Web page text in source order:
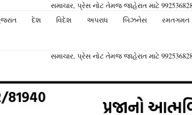
સમાચાર, પ્રેસ નોટ તેમજ જાહેરાત માટે
દેશ વિદેશ અપરાધ બિઝનેસ રમતગમત
સમાચાર, પ્રેસ નોટ તેમજ જાહેરાત માટે